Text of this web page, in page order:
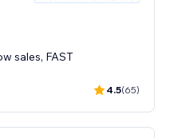
sales, FAST
4.5(65)